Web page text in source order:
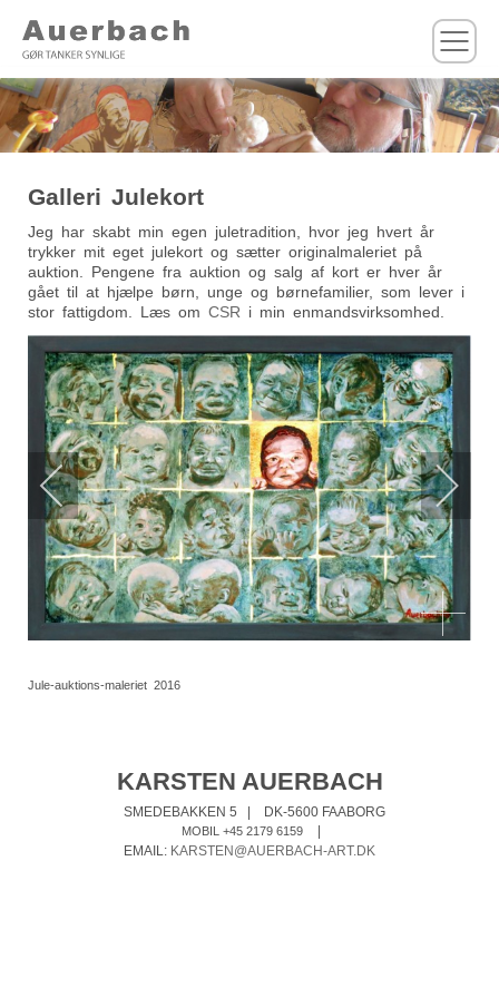
Galleri Julekort
Jeg har skabt min egen juletradition, hvor jeg hvert år
trykker mit eget julekort og sætter originalmaleriet på
auktion. Pengene fra auktion og salg af kort er hver år
gået til at hjælpe børn, unge og børnefamilier, som lever i
stor fattigdom. Læs om CSR i min enmandsvirksomhed.
Jule-auktions-maleriet 2016
KARSTEN AUERBACH
SMEDEBAKKEN 5 DK-5600 FAABORG
MOBIL +45 2179 6159
EMAIL: KARSTEN@AUERBACH-ART.DK